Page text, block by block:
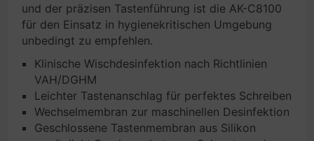
und der präzisen Tastenführung ist die AK-C8100
für den Einsatz in hygienekritischen Umgebung
unbedingt zu empfehlen.
Klinische Wischdesinfektion nach Richtlinien
VAH/DGHM
Leichter Tastenanschlag für perfektes Schreiben
Wechselmembran zur maschinellen Desinfektion
Geschlossene Tastenmembran aus Silikon